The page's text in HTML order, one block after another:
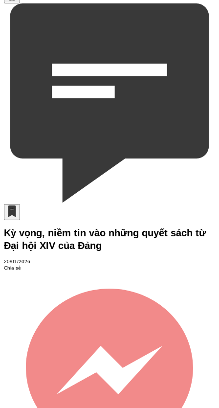
Kỳ vọng, niềm tin vào những quyết sách từ
Đại hội XIV của Đảng
20/01/2026
Chia sẻ